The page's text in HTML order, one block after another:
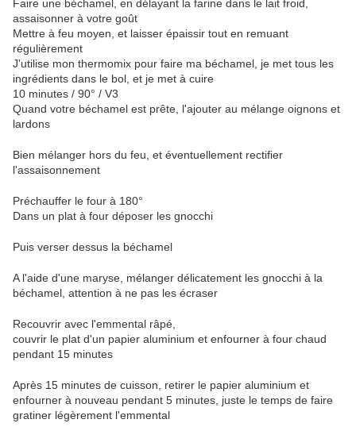
Faire une béchamel, en délayant la farine dans le lait froid,
assaisonner à votre goût
Mettre à feu moyen, et laisser épaissir tout en remuant
régulièrement
J'utilise mon thermomix pour faire ma béchamel, je met tous les
ingrédients dans le bol, et je met à cuire
10 minutes / 90° / V3
Quand votre béchamel est prête, l'ajouter au mélange oignons et
lardons
Bien mélanger hors du feu, et éventuellement rectifier
l'assaisonnement
Préchauffer le four à 180°
Dans un plat à four déposer les gnocchi
Puis verser dessus la béchamel
A l'aide d'une maryse, mélanger délicatement les gnocchi à la
béchamel, attention à ne pas les écraser
Recouvrir avec l'emmental râpé,
couvrir le plat d'un papier aluminium et enfourner à four chaud
pendant 15 minutes
Après 15 minutes de cuisson, retirer le papier aluminium et
enfourner à nouveau pendant 5 minutes, juste le temps de faire
gratiner légèrement l'emmental